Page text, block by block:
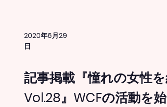
2020年6月29
日
記事掲載『憧れの女性
Vol.28』WCFの活動を